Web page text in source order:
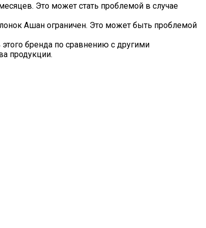
Это может стать проблемой в случае
Ашан ограничен. Это может быть проблемой
бренда по сравнению с другими
продукции.